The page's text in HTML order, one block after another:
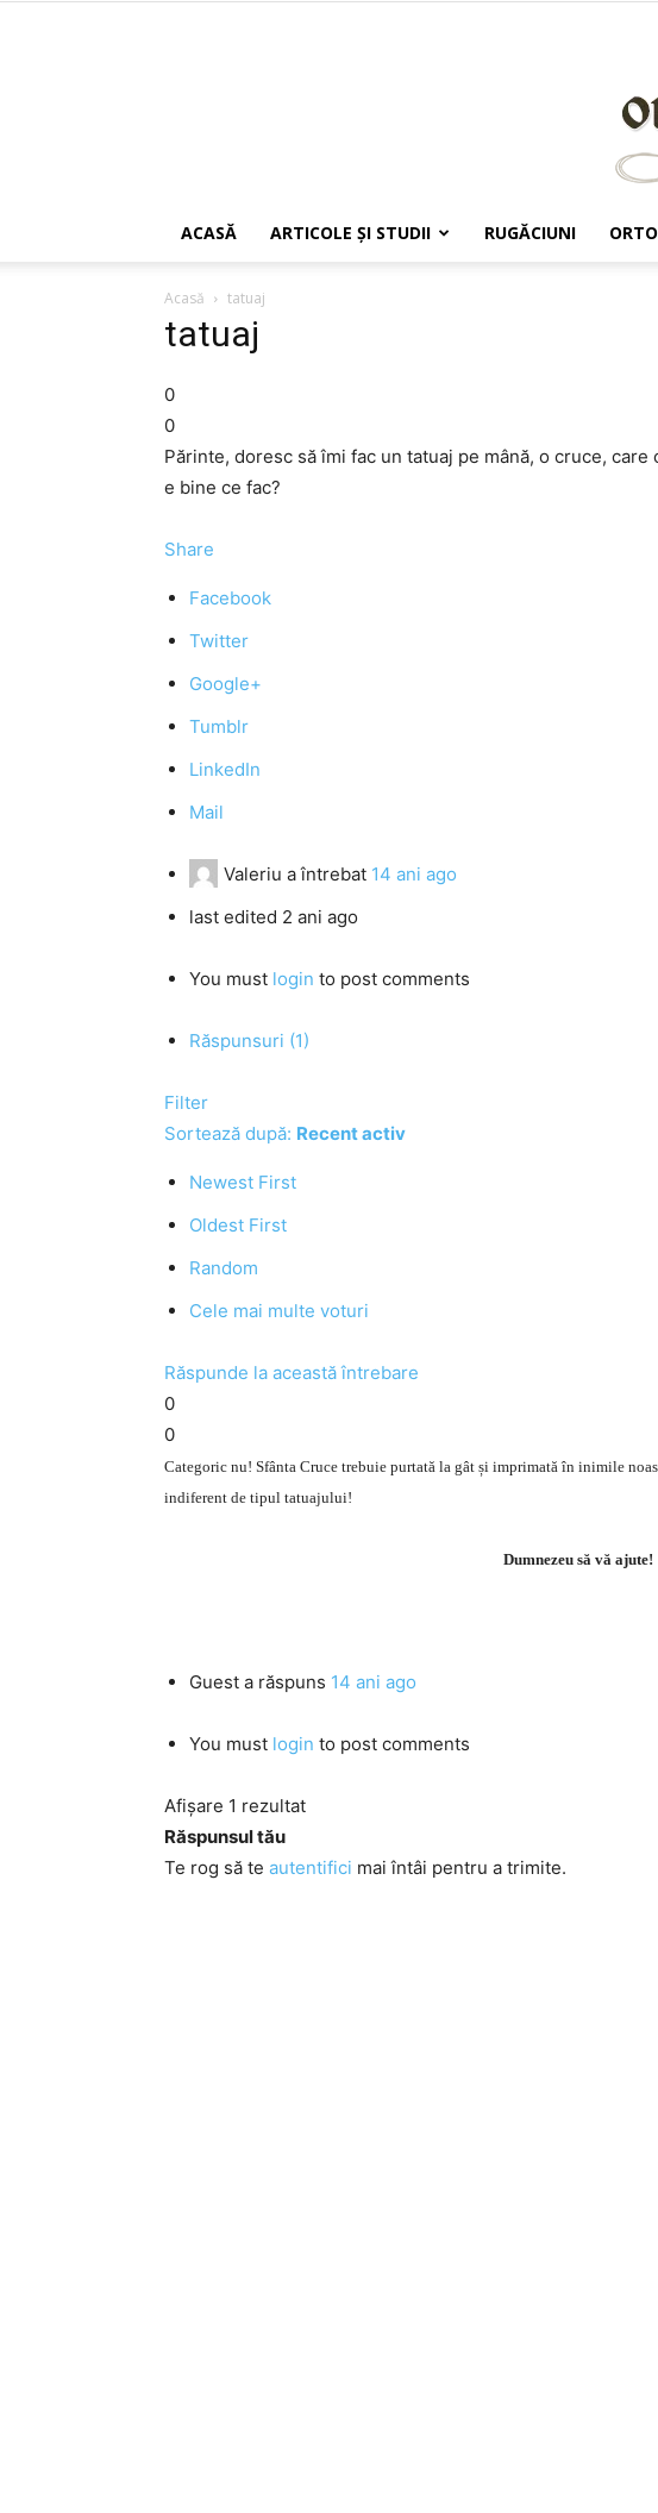
ACASĂ ARTICOLE ŞI STUDII RUGĂCIUNI
Acasă tatuaj
tatuaj
0
0
Părinte, doresc să îmi fac un tatuaj pe mână, o cruce, care
e bine ce fac?
Share
Facebook
Twitter
Google+
Tumblr
LinkedIn
Mail
Valeriu a întrebat 14 ani ago
last edited 2 ani ago
You must login to post comments
Răspunsuri (1)
Filter
Sortează după: Recent activ
Newest First
Oldest First
Random
Cele mai multe voturi
Răspunde la această întrebare
0
0
Categoric nu! Sfânta Cruce trebuie purtată la gât și imprimată în inimile
indiferent de tipul tatuajului!
Dumnezeu să vă ajute!
Guest a răspuns 14 ani ago
You must login to post comments
Afișare 1 rezultat
Răspunsul tău
Te rog să te autentifici mai întâi pentru a trimite.